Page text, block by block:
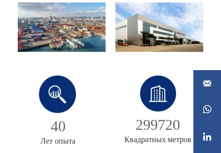
40
Лет опыта
300000
Квадратных метров


